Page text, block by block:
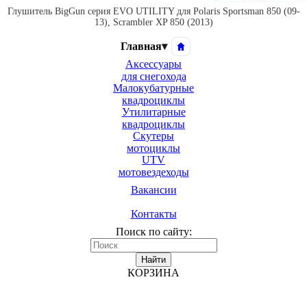
Глушитель BigGun серия EVO UTILITY для Polaris Sportsman 850 (09-
13), Scrambler XP 850 (2013)
Главная▾
Аксессуары
для снегохода
Малокубатурные
квадроциклы
Утилитарные
квадроциклы
Скутеры
мотоциклы
UTV
мотовездеходы
Вакансии
Контакты
Поиск по сайту:
Найти
КОРЗИНА